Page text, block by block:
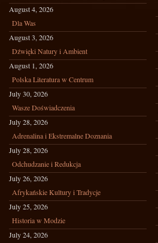
August 4, 2026
Dla Was
August 3, 2026
Dźwięki Natury i Ambient
August 1, 2026
Polska Literatura w Centrum
July 30, 2026
Wasze Doświadczenia
July 28, 2026
Adrenalina i Ekstremalne Doznania
July 28, 2026
Odchudzanie i Redukcja
July 26, 2026
Afrykańskie Kultury i Tradycje
July 25, 2026
Historia w Modzie
July 24, 2026